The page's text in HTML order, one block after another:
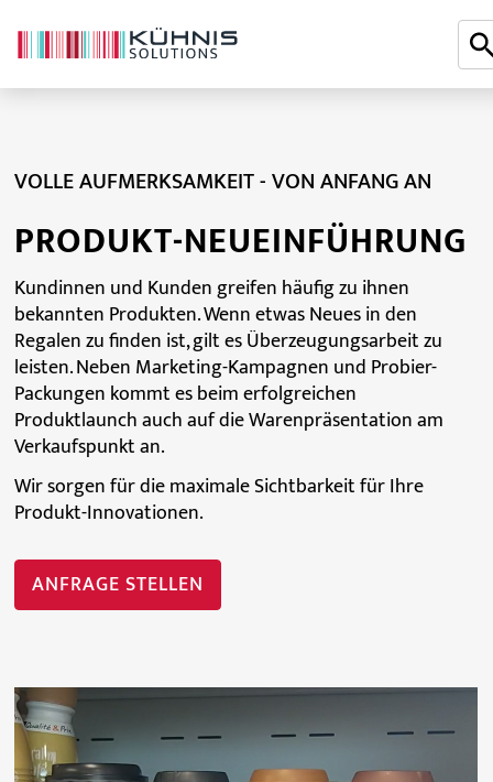
VOLLE AUFMERKSAMKEIT - VON ANFANG AN
PRODUKT-NEUEINFÜHRUNG
Kundinnen und Kunden greifen häufig zu ihnen
bekannten Produkten. Wenn etwas Neues in den
Regalen zu finden ist, gilt es Überzeugungsarbeit zu
leisten. Neben Marketing-Kampagnen und Probier-
Packungen kommt es beim erfolgreichen
Produktlaunch auch auf die Warenpräsentation am
Verkaufspunkt an.
Wir sorgen für die maximale Sichtbarkeit für Ihre
Produkt-Innovationen.
ANFRAGE STELLEN